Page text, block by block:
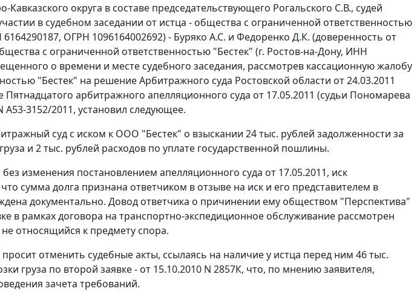
округа в составе председательствующего Рогальского С.В., судей
в судебном заседании от истца - общества с ограниченной ответственностью
ОГРН 1096164002692) - Буряко А.С. и Федоренко Д.К. (доверенность от
с ограниченной ответственностью "Бестек" (г. Ростов-на-Дону, ИНН
о времени и месте судебного заседания, рассмотрев кассационную жалобу
"Бестек" на решение Арбитражного суда Ростовской области от 24.03.2011
арбитражного апелляционного суда от 17.05.2011 (судьи Пономарева
3152/2011, установил следующее.
суд с иском к ООО "Бестек" о взыскании 24 тыс. рублей задолженности за
и 2 тыс. рублей расходов по уплате государственной пошлины.
изменения постановлением апелляционного суда от 17.05.2011, иск
сумма долга признана ответчиком в отзыве на иск и его представителем в
документально. Довод ответчика о причинении ему обществом "Перспектива"
в рамках договора на транспортно-экспедиционное обслуживание рассмотрен
относящийся к предмету спора.
отменить судебные акты, ссылаясь на наличие у истца перед ним 46 тыс.
груза по второй заявке - от 15.10.2010 N 2857К, что, по мнению заявителя,
зачета требований.